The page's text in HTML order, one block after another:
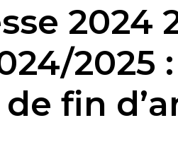
2024
2025
de fin